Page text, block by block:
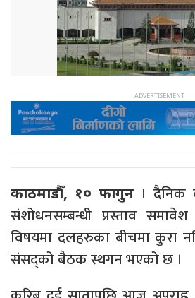
काठमाडौँ, १० फागुन । दैनिक
संशोधनसम्बन्धी प्रस्ताव
विषयमा दलहरुका बीचमा कुरा
संसद्को बैठक स्थगन भएको छ ।